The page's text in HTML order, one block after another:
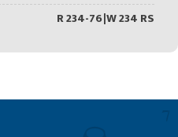
R 234-76|W 234 RS